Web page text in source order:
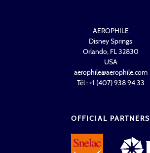
AEROPHILE
Disney Springs
Orlando, FL 32830
USA
aerophile@aerophile.com
Tél : +1 (407) 938 94 33
OFFICIAL PARTNERS